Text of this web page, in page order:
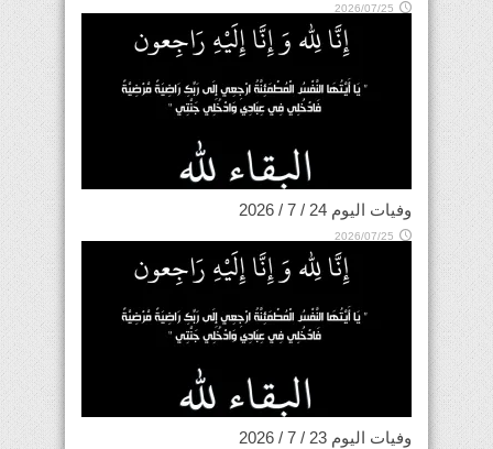
2026/07/25
وفيات اليوم 24 / 7 / 2026
2026/07/25
وفيات اليوم 23 / 7 / 2026